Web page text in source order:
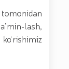
lash,